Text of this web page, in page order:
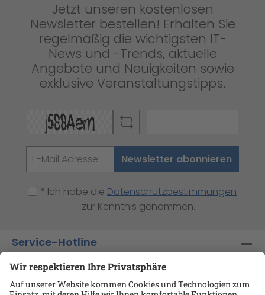
Jetzt unseren kostenlosen
Newsletter bestellen! Erhalten Sie
regelmäßig die wichtigsten IT-
News und -Trends, aktuelle
Angebote und Neuigkeiten sowie
exklusive Veranstaltungstipps.
Newsletter abonnieren
* Ich habe die Datenschutzbestimmungen
zur Kenntnis genommen.
Service-Hotline
Shop-Service